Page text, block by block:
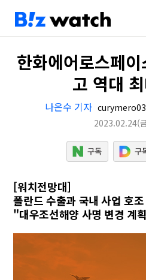
한화에어로스페
고 역대
나은수 기자
2023.02.24(
[워치전망대]
폴란드 수출과 국내 사업 호
"대우조선해양 사명 변경 계